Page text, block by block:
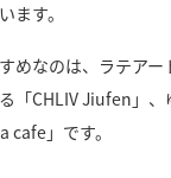
ます。
めなのは、ラテア
「CHLIV Jiufen」
」です。